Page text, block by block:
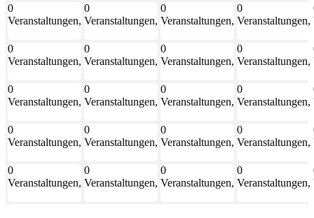
0
Veranstaltungen,
0
Veranstaltungen,
0
Veranstaltungen,
0
Veranstaltungen,
0
Veranstaltungen,
0
Veranstaltungen,
0
Veranstaltungen,
0
Veranstaltungen,
0
Veranstaltungen,
0
Veranstaltungen,
0
Veranstaltungen,
0
Veranstaltungen,
0
Veranstaltungen,
0
Veranstaltungen,
0
Veranstaltungen,
0
Veranstaltungen,
0
Veranstaltungen,
0
Veranstaltungen,
0
Veranstaltungen,
0
Veranstaltungen,